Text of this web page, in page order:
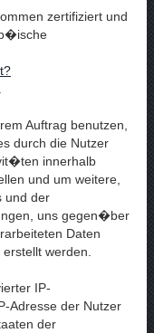
zertifiziert und
Auftrag benutzen,
durch die Nutzer
innerhalb
und um weitere,
und der
uns gegen�ber
Daten
werden.
IP-
Adresse der Nutzer
der